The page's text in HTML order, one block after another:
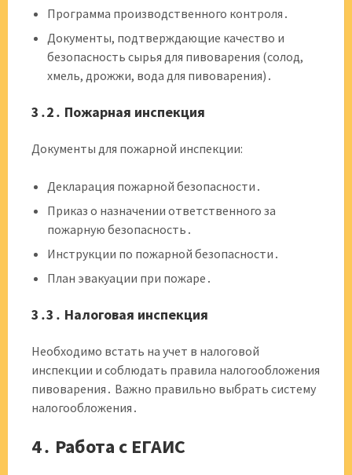
Программа производственного контроля․
Документы, подтверждающие качество и
безопасность сырья для пивоварения (солод,
хмель, дрожжи, вода для пивоварения)․
3․2․ Пожарная инспекция
Документы для пожарной инспекции:
Декларация пожарной безопасности․
Приказ о назначении ответственного за
пожарную безопасность․
Инструкции по пожарной безопасности․
План эвакуации при пожаре․
3․3․ Налоговая инспекция
Необходимо встать на учет в налоговой
инспекции и соблюдать правила налогообложения
пивоварения․ Важно правильно выбрать систему
налогообложения․
4․ Работа с ЕГАИС